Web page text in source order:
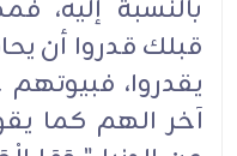
بالنسبة إليه،
قبلك قدروا أن
يقدروا، فبيوتهم
آخر الهم كما